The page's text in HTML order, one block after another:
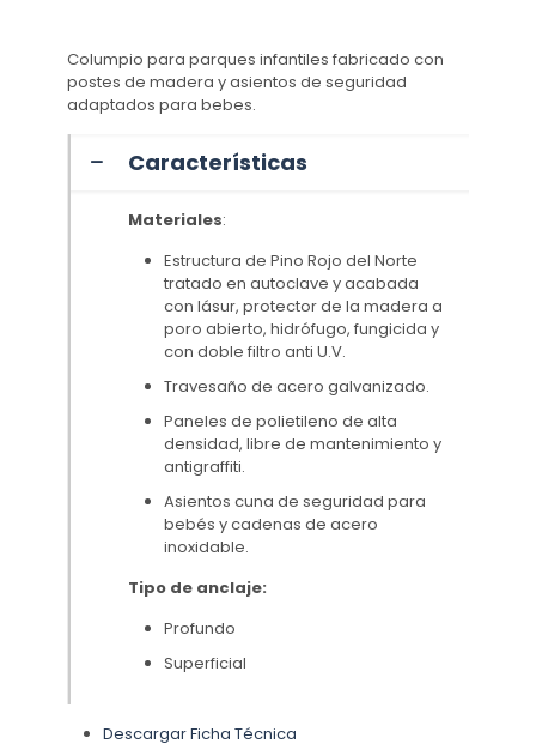
Columpio para parques infantiles fabricado con
postes de madera y asientos de seguridad
adaptados para bebes.
Características
Materiales:
Estructura de Pino Rojo del Norte
tratado en autoclave y acabada
con lásur, protector de la madera a
poro abierto, hidrófugo, fungicida y
con doble filtro anti U.V.
Travesaño de acero galvanizado.
Paneles de polietileno de alta
densidad, libre de mantenimiento y
antigraffiti.
Asientos cuna de seguridad para
bebés y cadenas de acero
inoxidable.
Tipo de anclaje:
Profundo
Superficial
Descargar Ficha Técnica